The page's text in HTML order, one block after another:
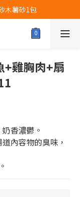
火速搶購
木薯砂1包
火速搶購
+雞胸肉+扇
香濃鬱。
內容物的臭味，